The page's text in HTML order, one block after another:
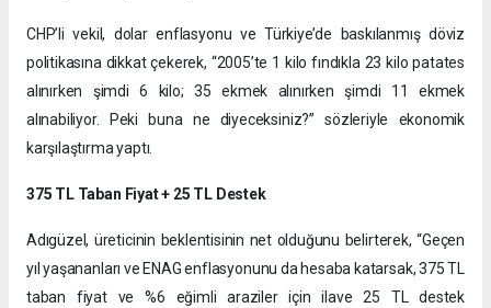
CHP’li vekil, dolar enflasyonu ve Türkiye’de baskılanmış döviz
politikasına dikkat çekerek, “2005’te 1 kilo fındıkla 23 kilo patates
alınırken şimdi 6 kilo; 35 ekmek alınırken şimdi 11 ekmek
alınabiliyor. Peki buna ne diyeceksiniz?” sözleriyle ekonomik
karşılaştırma yaptı.
375 TL Taban Fiyat + 25 TL Destek
Adıgüzel, üreticinin beklentisinin net olduğunu belirterek, “Geçen
yıl yaşananları ve ENAG enflasyonunu da hesaba katarsak, 375 TL
taban fiyat ve %6 eğimli araziler için ilave 25 TL destek